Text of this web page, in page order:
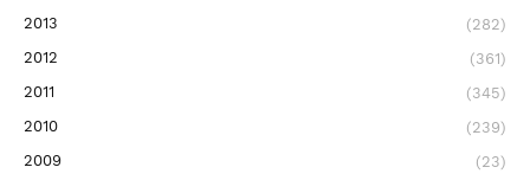
2013
(282)
2012
(361)
2011
(345)
2010
(239)
2009
(23)